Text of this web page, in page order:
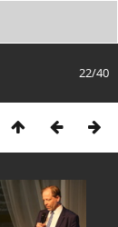
22/40